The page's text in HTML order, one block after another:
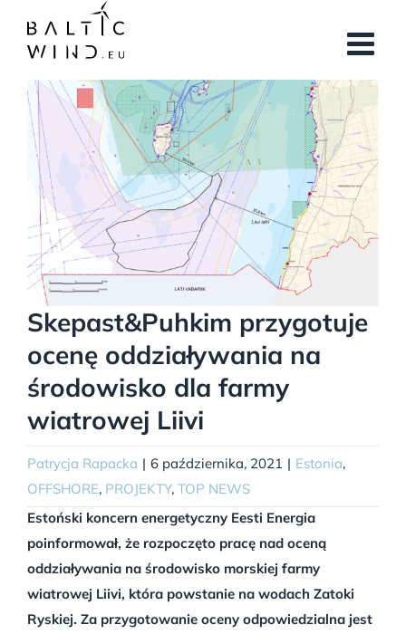
zawartości
Pokaż
większy
obrazek
Skepast&Puhkim przygotuje
ocenę oddziaływania na
środowisko dla farmy
wiatrowej Liivi
Patrycja Rapacka | 6 października, 2021 | Estonia,
OFFSHORE, PROJEKTY, TOP NEWS
Estoński koncern energetyczny Eesti Energia
poinformował, że rozpoczęto pracę nad oceną
oddziaływania na środowisko morskiej farmy
wiatrowej Liivi, która powstanie na wodach Zatoki
Ryskiej. Za przygotowanie oceny odpowiedzialna jest